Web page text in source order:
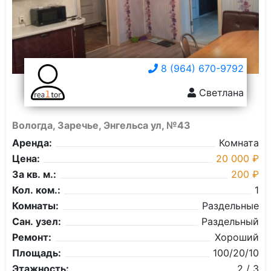
8 (964) 670-9792
Светлана
Вологда, Заречье, Энгельса ул, №43
Аренда:
Комната
Цена:
20 000 ₽
За кв. м.:
200 ₽
Кол. ком.:
1
Комнаты:
Раздельные
Сан. узел:
Раздельный
Ремонт:
Хороший
Площадь:
100/20/10
Этажность:
2 / 3